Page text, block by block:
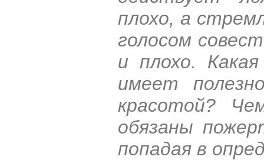
плохо, а
голосом
и плохо.
имеет
красотой?
обязаны
попадая в